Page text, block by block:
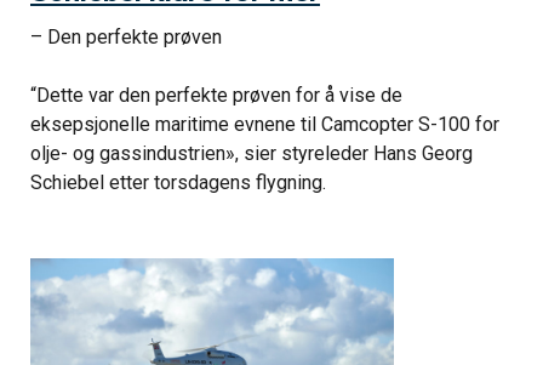
– Den perfekte prøven
“Dette var den perfekte prøven for å vise de
eksepsjonelle maritime evnene til Camcopter S-100 for
olje- og gassindustrien», sier styreleder Hans Georg
Schiebel etter torsdagens flygning.